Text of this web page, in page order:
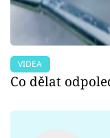
VIDEA
Co dělat